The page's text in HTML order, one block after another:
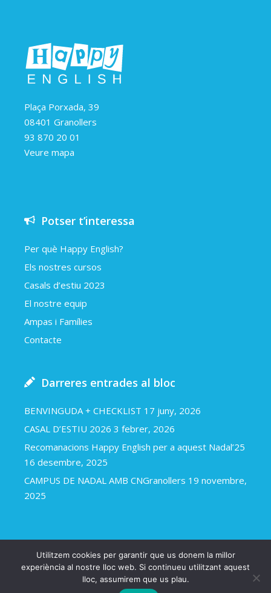
Plaça Porxada, 39
08401 Granollers
93 870 20 01
Veure mapa
Potser t’interessa
Per què Happy English?
Els nostres cursos
Casals d’estiu 2023
El nostre equip
Ampas i Famílies
Contacte
Darreres entrades al bloc
BENVINGUDA + CHECKLIST 17 juny, 2026
CASAL D’ESTIU 2026 3 febrer, 2026
Recomanacions Happy English per a aquest Nadal’25
16 desembre, 2025
CAMPUS DE NADAL AMB CNGranollers 19 novembre,
2025
Happy english 2018
Avís legal i política de cookies
Una web d’Arapla.cat
Utilitzem cookies per garantir que us donem la millor
experiència al nostre lloc web. Si continueu utilitzant aquest
lloc, assumirem que us plau.